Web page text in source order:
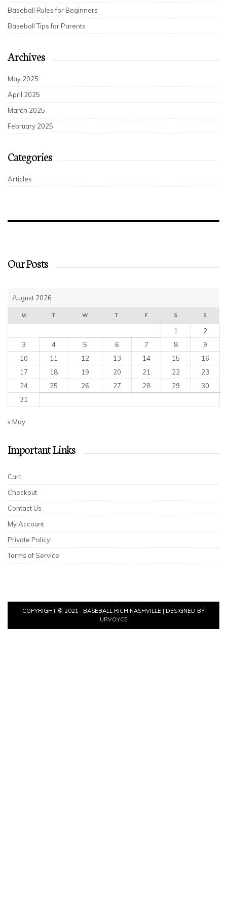
Baseball Rules for Beginners
Baseball Tips for Parents
Archives
May 2025
April 2025
March 2025
February 2025
Categories
Articles
Our Posts
August 2026
M T W T F S S
1
2
3
4 5 6 7 8
9
10
11 12 13 14 15
16
17
18 19 20 21 22
23
24
25 26 27 28 29
30
31
« May
Important Links
Cart
Checkout
Contact Us
My Account
Private Policy
Terms of Service
COPYRIGHT © 2021 · BASEBALL RICH NASHVILLE | DESIGNED BY
URVOYCE